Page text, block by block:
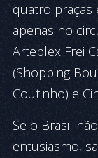
quatro praças
ape­nas no
Arteplex Frei
(Shop­ping
Cou­tinho) e
Se o Brasil
entusiasmo,